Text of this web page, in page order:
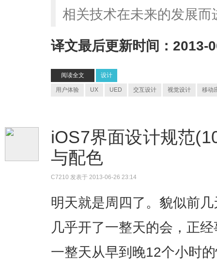
相关技术在未来的发展而
译文最后更新时间：2013-
阅读全文 设计
用户体验 UX UED 交互设计 视觉设计 移动
iOS7界面设计规范
与配色
C7210 发表于 2013-06-26 23:14
明天就是周四了。貌似前
几乎开了一整天的会，正
一整天从早到晚12个小时